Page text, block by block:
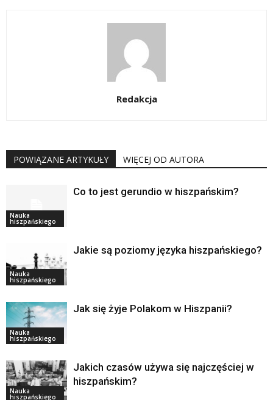
Redakcja
POWIĄZANE ARTYKUŁY WIĘCEJ OD AUTORA
Nauka
hiszpańskiego
Co to jest gerundio w hiszpańskim?
Nauka
hiszpańskiego
Jakie są poziomy języka hiszpańskiego?
Nauka
hiszpańskiego
Jak się żyje Polakom w Hiszpanii?
Nauka
hiszpańskiego
Jakich czasów używa się najczęściej w
hiszpańskim?